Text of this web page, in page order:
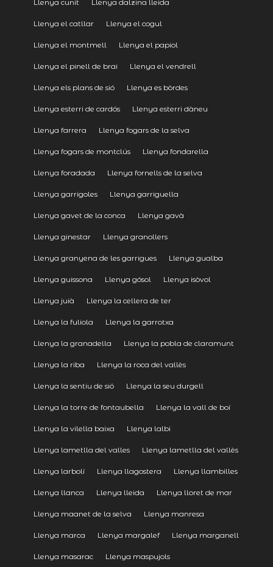
Llenya cunit Llenya dalzina lleida
Llenya el catllar Llenya el cogul
Llenya el montmell Llenya el papiol
Llenya el pinell de brai Llenya el vendrell
Llenya els plans de sió Llenya es bòrdes
Llenya esterri de cardós Llenya esterri dàneu
Llenya farrera Llenya fogars de la selva
Llenya fogars de montclús Llenya fondarella
Llenya foradada Llenya fornells de la selva
Llenya garrigoles Llenya garriguella
Llenya gavet de la conca Llenya gavà
Llenya ginestar Llenya granollers
Llenya granyena de les garrigues Llenya gualba
Llenya guissona Llenya gósol Llenya isòvol
Llenya juià Llenya la cellera de ter
Llenya la fuliola Llenya la garrotxa
Llenya la granadella Llenya la pobla de claramunt
Llenya la riba Llenya la roca del vallès
Llenya la sentiu de sió Llenya la seu durgell
Llenya la torre de fontaubella Llenya la vall de boí
Llenya la vilella baixa Llenya lalbi
Llenya lametlla del valles Llenya lametlla del vallès
Llenya larbolí Llenya llagostera Llenya llambilles
Llenya llanca Llenya lleida Llenya lloret de mar
Llenya maanet de la selva Llenya manresa
Llenya marca Llenya margalef Llenya marganell
Llenya masarac Llenya maspujols